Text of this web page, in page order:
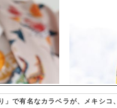
」で有名なカラベラが、メキシ